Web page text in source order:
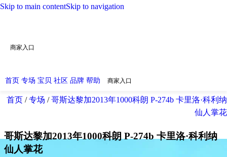
Skip to main contentSkip to navigation
商家入口
首页 专场 宝贝 社区 品牌 帮助 商家入口
首页 / 专场 / 哥斯达黎加2013年1000科朗 P-274b 卡里洛·科利纳
仙人掌花
哥斯达黎加2013年1000科朗 P-274b 卡里洛·科利纳
仙人掌花